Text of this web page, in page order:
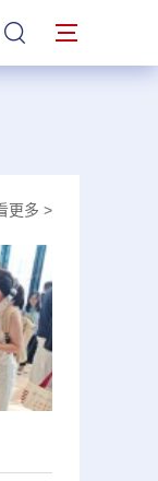
站內搜索
更多 >